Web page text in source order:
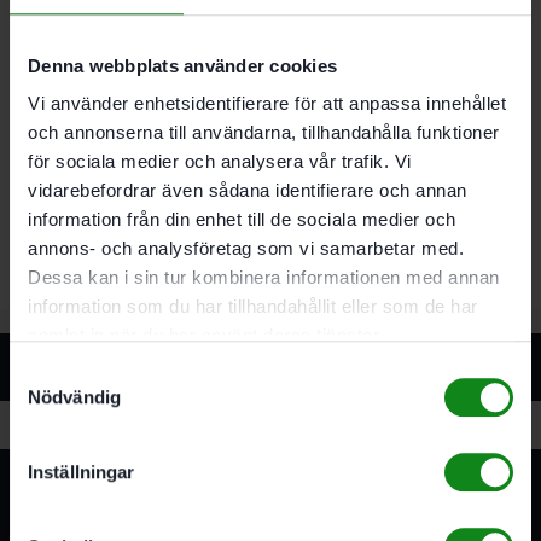
Denna webbplats använder cookies
Vi använder enhetsidentifierare för att anpassa innehållet
och annonserna till användarna, tillhandahålla funktioner
för sociala medier och analysera vår trafik. Vi
vidarebefordrar även sådana identifierare och annan
information från din enhet till de sociala medier och
annons- och analysföretag som vi samarbetar med.
Dessa kan i sin tur kombinera informationen med annan
information som du har tillhandahållit eller som de har
Nödvändig
Inställningar
Lämplig för gammal- och ny lack. VOC-lack.
Idealisk för att slipa kanter. falsar och profiler
Jämnar ut felställen. t.ex. rinning.
damminneslutningar osv
Flexibelt universal-handslippapper för färg.
spackel. filler. lack (speciellt VOC-lacker och
hårda underlag)